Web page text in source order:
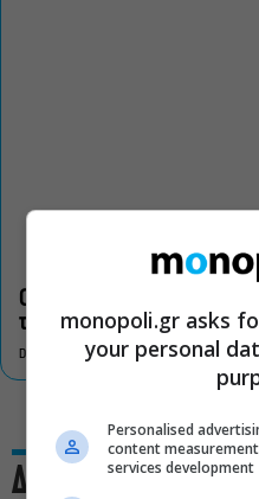
Οι «Τρωάδες» στην
τον πολιτισμό
DON'T MISS
Δες και αυτό
monopoli.gr asks
your personal
Personalised
content
services development